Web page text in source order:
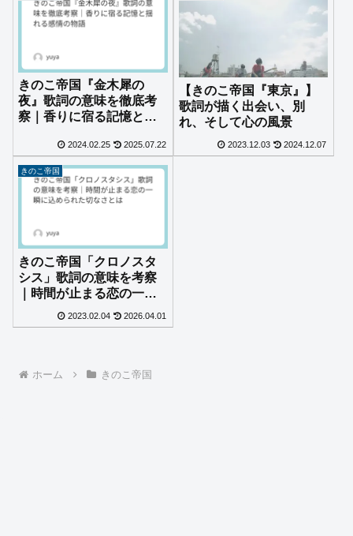
きのこ帝国『金木犀の
夜』歌詞の意味を徹底考
察｜香りに宿る記憶と揺
2024.02.25 2025.07.22
【きのこ帝国『東京』】
歌詞が描く出会い、別
れ、そして心の風景
2023.12.03 2024.12.07
きのこ帝国
きのこ帝国「クロノスタ
シス」歌詞の意味を考察
｜時間が止まる恋の一瞬
に込められた切なさとは
2023.02.04 2026.04.01
ホーム きのこ帝国